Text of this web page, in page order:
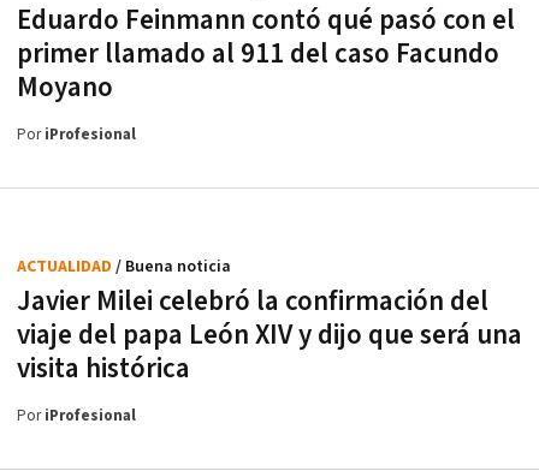
Eduardo Feinmann contó qué pasó con el
primer llamado al 911 del caso Facundo
Moyano
PoriProfesional
Javier Milei celebró la confirmación del
viaje del papa León XIV y dijo que será una
visita histórica
ACTUALIDAD / Buena noticia
PoriProfesional